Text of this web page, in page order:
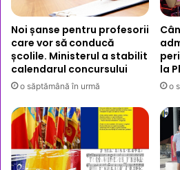
Noi șanse pentru profesorii
care vor să conducă
școlile. Ministerul a stabilit
calendarul concursului
o săptămână în urmă
la
o